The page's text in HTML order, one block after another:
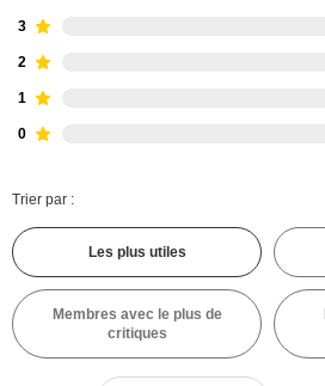
3
2
1
0
Trier par :
Les plus utiles
Membres avec le plus de
critiques